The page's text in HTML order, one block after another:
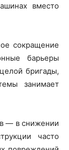
вместо
сокращение
барьеры
бригады,
занимает
— в снижении
часто